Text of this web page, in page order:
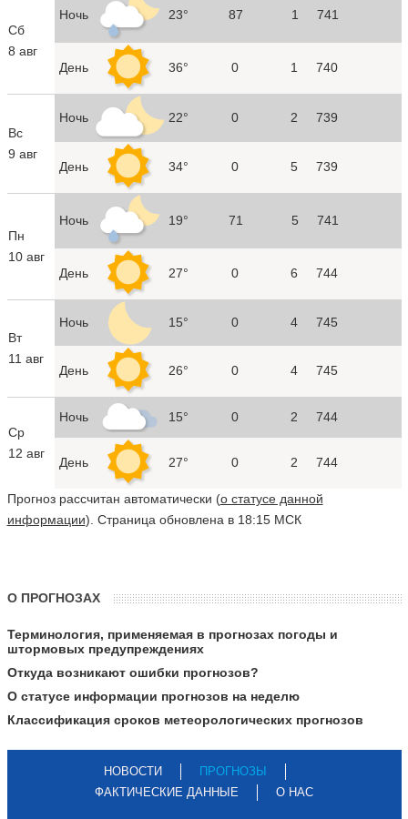
Сб
8 авг
Ночь 23° 87 1 741
День 36° 0 1 740
Вс
9 авг
Ночь 22° 0 2 739
День 34° 0 5 739
Пн
10 авг
Ночь 19° 71 5 741
День 27° 0 6 744
Вт
11 авг
Ночь 15° 0 4 745
День 26° 0 4 745
Ср
12 авг
Ночь 15° 0 2 744
День 27° 0 2 744
Прогноз рассчитан автоматически (о статусе данной
информации). Страница обновлена в 18:15 МСК
О ПРОГНОЗАХ
Терминология, применяемая в прогнозах погоды и
штормовых предупреждениях
Откуда возникают ошибки прогнозов?
О статусе информации прогнозов на неделю
Классификация сроков метеорологических прогнозов
НОВОСТИ
ПРОГНОЗЫ
ФАКТИЧЕСКИЕ ДАННЫЕ
О НАС